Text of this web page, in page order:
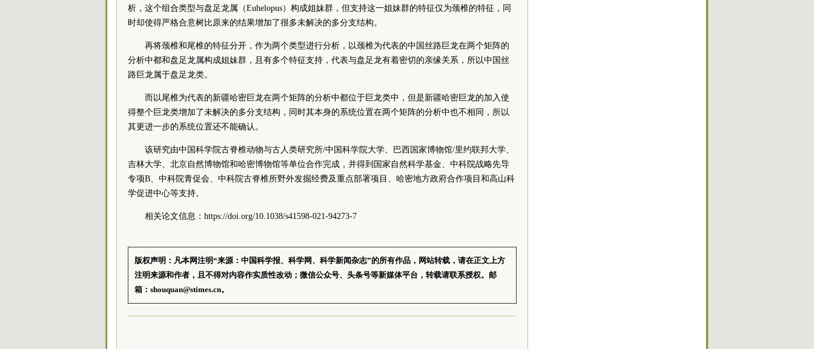
析，这个组合类型与盘足龙属（Euhelopus）构成姐妹群，但支持这一姐妹群的特征仅为颈椎的特征，同
时却使得严格合意树比原来的结果增加了很多未解决的多分支结构。
再将颈椎和尾椎的特征分开，作为两个类型进行分析，以颈椎为代表的中国丝路巨龙在两个矩阵的
分析中都和盘足龙属构成姐妹群，且有多个特征支持，代表与盘足龙有着密切的亲缘关系，所以中国丝
路巨龙属于盘足龙类。
而以尾椎为代表的新疆哈密巨龙在两个矩阵的分析中都位于巨龙类中，但是新疆哈密巨龙的加入使
得整个巨龙类增加了未解决的多分支结构，同时其本身的系统位置在两个矩阵的分析中也不相同，所以
其更进一步的系统位置还不能确认。
该研究由中国科学院古脊椎动物与古人类研究所/中国科学院大学、巴西国家博物馆/里约联邦大学、
吉林大学、北京自然博物馆和哈密博物馆等单位合作完成，并得到国家自然科学基金、 中科院战略先导
专项B、 中科院青促会、 中科院古脊椎所野外发掘经费及重点部署项目、哈密地方政府合作项目和高山科
学促进中心等支持。
相关论文信息：https://doi.org/10.1038/s41598-021-94273-7
版权声明：凡本网注明“来源：中国科学报、科学网、科学新闻杂志”的所有作品，网站转载，请在正文上方
注明来源和作者，且不得对内容作实质性改动；微信公众号、头条号等新媒体平台，转载请联系授权。邮
箱：shouquan@stimes.cn。